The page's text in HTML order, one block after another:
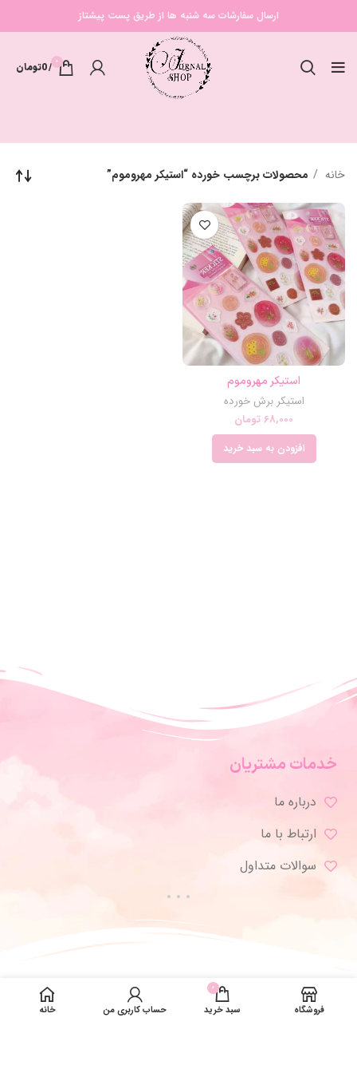
ارسال سفارشات سه شنبه ها از طریق پست پیشتاز
0
/
0تومان
خانه محصولات برچسب خورده “استیکر مهروموم”
استیکر مهروموم
استیکر برش خورده
68,000تومان
افزودن به سبد خرید
خدمات مشتریان
درباره ما
ارتباط با ما
سوالات متداول
فروشگاه
0
سبد خرید حساب کاربری من خانه